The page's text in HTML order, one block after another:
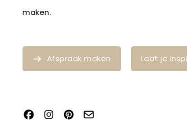
maken.
Afspraak maken Laat je